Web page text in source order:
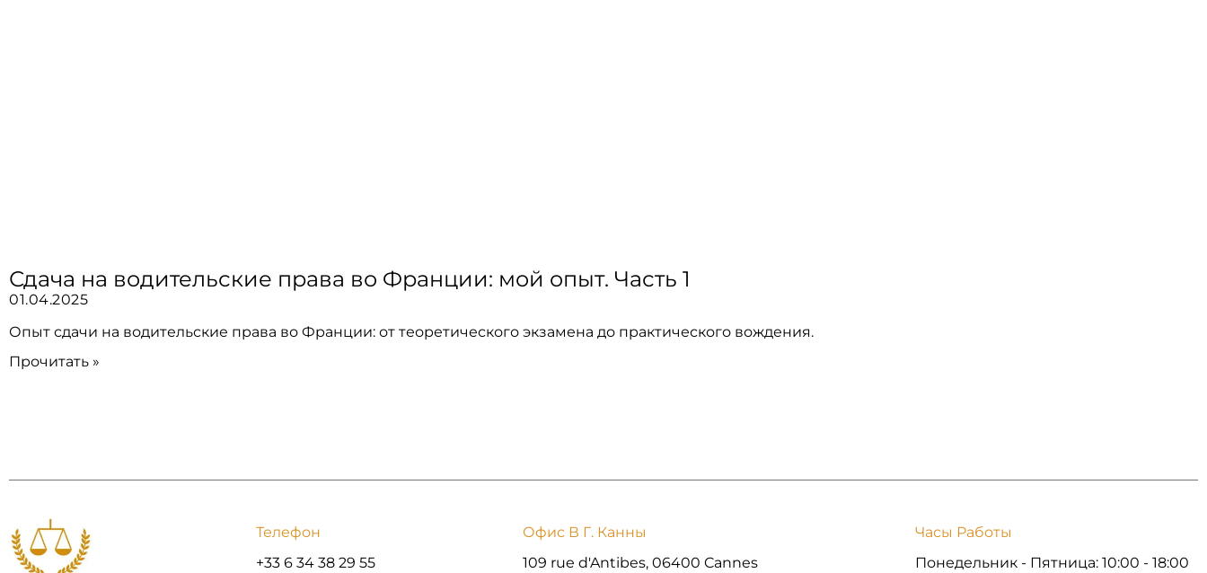
Сдача на водительские права во Франции: мой опыт. Часть 1
01.04.2025
Опыт сдачи на водительские права во Франции: от теоретического экзамена до практического вождения.
Прочитать »
Телефон
+33 6 34 38 29 55
Офис В Г. Канны
109 rue d'Antibes, 06400 Cannes
Часы Работы
Понедельник - Пятница: 10:00 - 18:00